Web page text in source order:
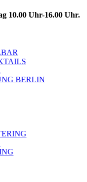
10.00 Uhr-16.00 Uhr.
BERLIN